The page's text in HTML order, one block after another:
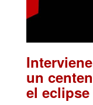
un
el